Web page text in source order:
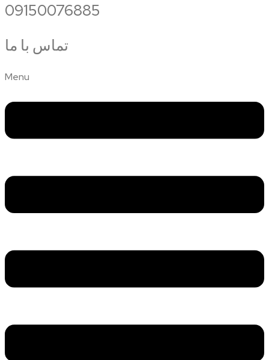
09150076885
تماس با ما
Menu